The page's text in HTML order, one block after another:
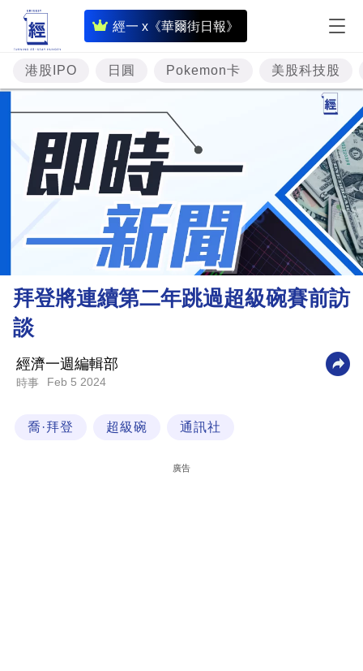
經一 x《華爾街日報》
即
時
財
經
專
題
投
資
樓
市
財
業
科
港股IPO 日圓 Pokemon卡 美股科技股
拜登將連續第二年跳過超級碗賽前訪
談
經濟一週編輯部
時事 Feb 5 2024
喬·拜登 超級碗 通訊社
廣告